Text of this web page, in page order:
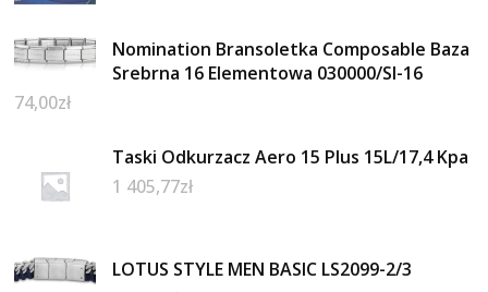
Nomination Bransoletka Composable Baza
Srebrna 16 Elementowa 030000/SI-16
74,00zł
Taski Odkurzacz Aero 15 Plus 15L/17,4 Kpa
1 405,77zł
LOTUS STYLE MEN BASIC LS2099-2/3